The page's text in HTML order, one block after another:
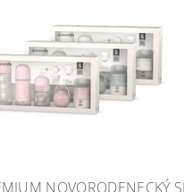
NOVORODENECKÝ